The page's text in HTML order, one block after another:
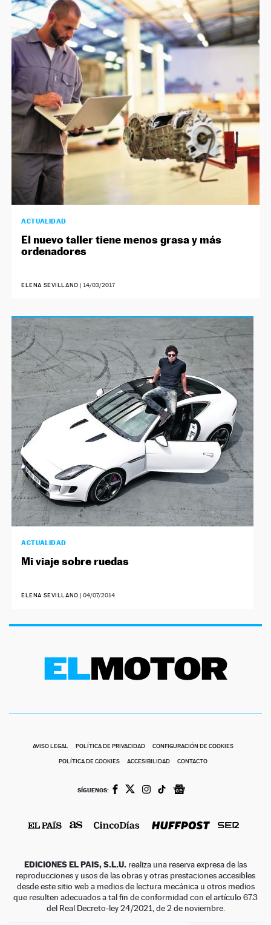
ACTUALIDAD
El nuevo taller tiene menos grasa y más
ordenadores
ELENA SEVILLANO | 14/03/2017
ACTUALIDAD
Mi viaje sobre ruedas
ELENA SEVILLANO |04/07/2014
AVISO LEGAL POLÍTICA DE PRIVACIDAD CONFIGURACIÓN DE COOKIES
POLÍTICA DE COOKIES ACCESIBILIDAD CONTACTO
SÍGUENOS:
EDICIONES EL PAIS, S.L.U. realiza una reserva expresa de las
reproducciones y usos de las obras y otras prestaciones accesibles
desde este sitio web a medios de lectura mecánica u otros medios
que resulten adecuados a tal fin de conformidad con el artículo 67.3
del Real Decreto-ley 24/2021, de 2 de noviembre.